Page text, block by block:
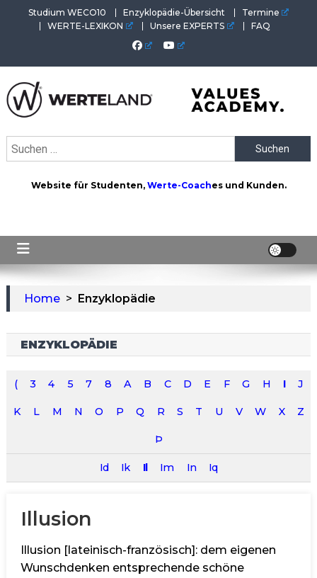
Studium WECO10 Enzyklopädie-Übersicht
Termine
WERTE-LEXIKON
Unsere EXPERTS FAQ
Akademie. Wertvolles für Werte-Coaches.
Suchen
nach:
Website für Studenten, Werte-Coaches und Kunden.
Home > Enzyklopädie
ENZYKLOPÄDIE
( 3 4 5 7 8 A B C D E F G H I J
K L M N O P Q R S T U V W X Z
Þ
Id Ik Il Im In Iq
Illusion
Illusion [lateinisch-französisch]: dem eigenen
Wunschdenken entsprechende schöne